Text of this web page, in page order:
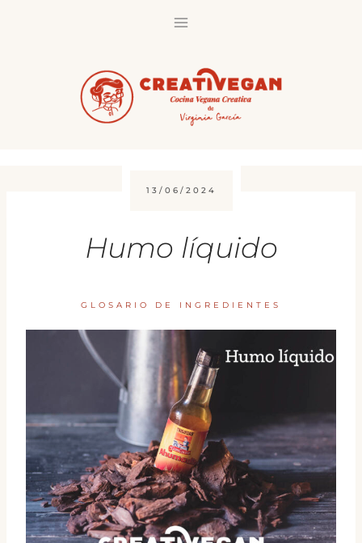
13/06/2024
Humo líquido
GLOSARIO DE INGREDIENTES